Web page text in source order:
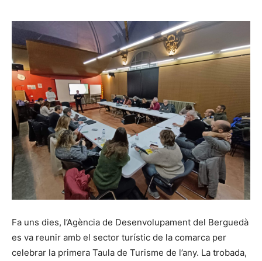
Fa uns dies, l’Agència de Desenvolupament del Berguedà
es va reunir amb el sector turístic de la comarca per
celebrar la primera Taula de Turisme de l’any. La trobada,